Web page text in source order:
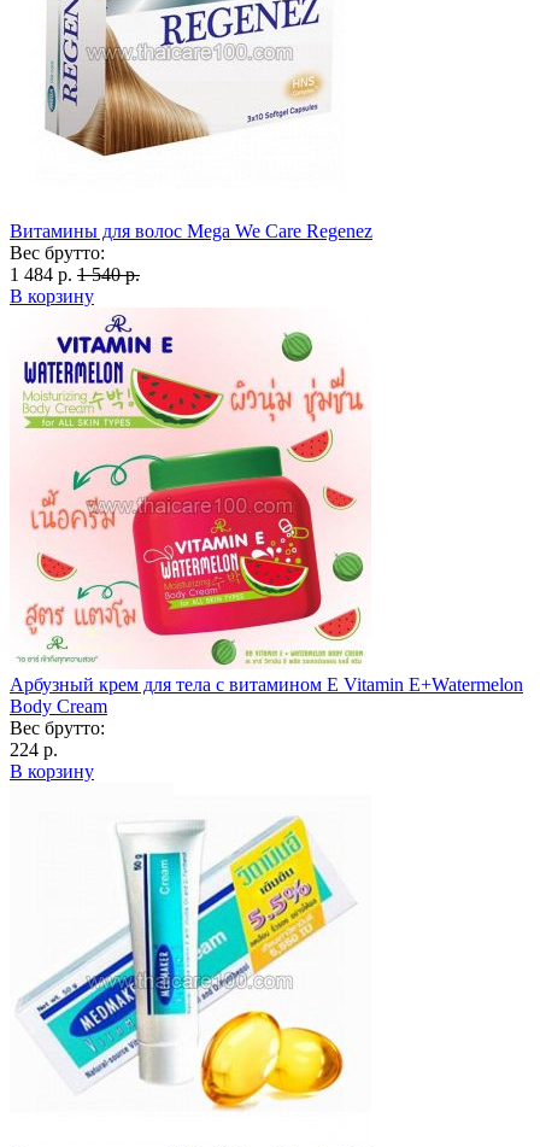
Витамины для волос Mega We Care Regenez
Вес брутто:
1 484 р. 1 540 р.
В корзину
Арбузный крем для тела с витамином Е Vitamin E+Watermelon
Body Cream
Вес брутто:
224 р.
В корзину